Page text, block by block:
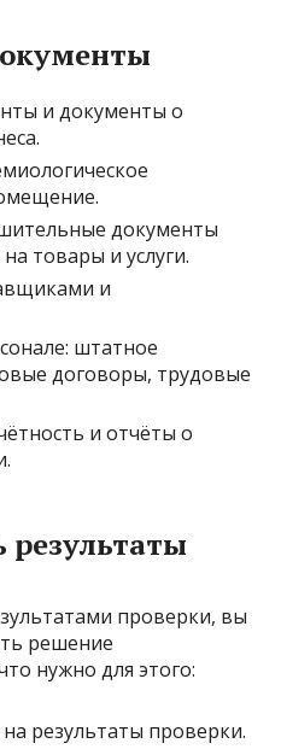
и документы о
документы
товары и услуги.
и
штатное
договоры, трудовые
и отчёты о
результаты
проверки, вы
решение
нужно для этого:
результаты проверки.